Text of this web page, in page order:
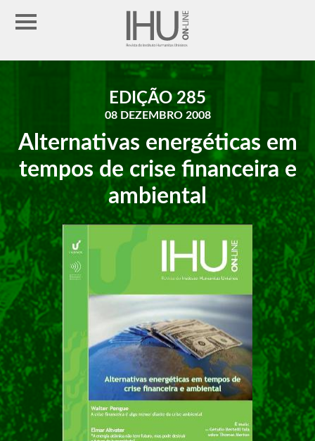
EDIÇÃO 285
08 DEZEMBRO 2008
Alternativas energéticas em
tempos de crise financeira e
ambiental